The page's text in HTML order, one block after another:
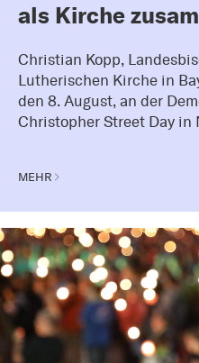
als Kirche
Christian Kopp,
Lutherischen Kirche in
den 8. August, an der
Christopher Street Day in
MEHR